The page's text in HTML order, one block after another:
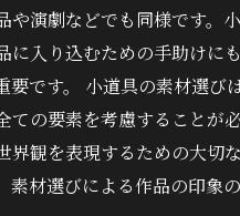
や演劇などでも同様です。小
に入り込むための手助けに
要です。 小道具の素材選び
ての要素を考慮することが必
界観を表現するための大切
素材選びによる作品の印象